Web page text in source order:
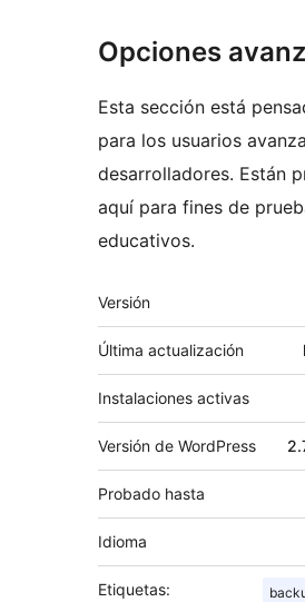
Opciones
Esta sección está
para los usuarios
desarrolladores. Están
aquí para fines de
educativos.
Meta
Versión
Última actualización
Instalaciones activas
Versión de WordPress
Probado hasta
Idioma
Etiquetas: